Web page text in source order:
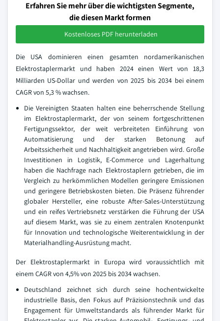
Erfahren Sie mehr über die wichtigsten Segmente,
die diesen Markt formen
Kostenloses PDF herunterladen
Die USA dominieren einen gesamten nordamerikanischen
Elektrostaplermarkt und haben 2024 einen Wert von 18,3
Milliarden US-Dollar und werden von 2025 bis 2034 bei einem
CAGR von 5,3 % wachsen.
Die Vereinigten Staaten halten eine beherrschende Stellung
im Elektrostaplermarkt, der von seinem fortgeschrittenen
Fertigungssektor, der weit verbreiteten Einführung von
Automatisierung und der starken Betonung auf
Arbeitssicherheit und Nachhaltigkeit angetrieben wird. Große
Investitionen in Logistik, E-Commerce und Lagerhaltung
haben die Nachfrage nach Elektrostaplern getrieben, die im
Vergleich zu herkömmlichen Modellen geringere Emissionen
und geringere Betriebskosten bieten. Die Präsenz führender
globaler Hersteller, eine robuste After-Sales-Unterstützung
und ein reifes Vertriebsnetz verstärken die Führung der USA
auf diesem Markt, was sie zu einem zentralen Knotenpunkt
für Innovation und technologische Weiterentwicklung in der
Materialhandling-Ausrüstung macht.
Der Elektrostaplermarkt in Europa wird voraussichtlich mit
einem CAGR von 4,5% von 2025 bis 2034 wachsen.
Deutschland zeichnet sich durch seine hochentwickelte
industrielle Basis, den Fokus auf Präzisionstechnik und das
Engagement für Umweltstandards als führender Markt für